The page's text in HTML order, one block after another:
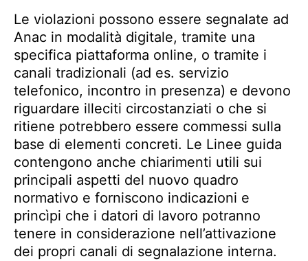
Le violazioni possono essere segnalate ad
Anac in modalità digitale, tramite una
specifica piattaforma online, o tramite i
canali tradizionali (ad es. servizio
telefonico, incontro in presenza) e devono
riguardare illeciti circostanziati o che si
ritiene potrebbero essere commessi sulla
base di elementi concreti. Le Linee guida
contengono anche chiarimenti utili sui
principali aspetti del nuovo quadro
normativo e forniscono indicazioni e
princìpi che i datori di lavoro potranno
tenere in considerazione nell’attivazione
dei propri canali di segnalazione interna.